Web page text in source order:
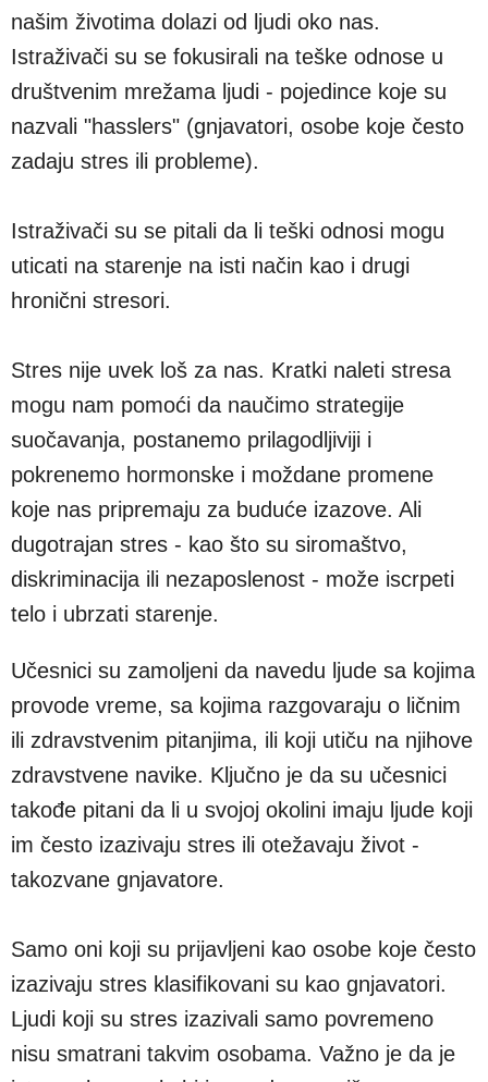
našim životima dolazi od ljudi oko nas.
Istraživači su se fokusirali na teške odnose u
društvenim mrežama ljudi - pojedince koje su
nazvali "hasslers" (gnjavatori, osobe koje često
zadaju stres ili probleme).
Istraživači su se pitali da li teški odnosi mogu
uticati na starenje na isti način kao i drugi
hronični stresori.
Stres nije uvek loš za nas. Kratki naleti stresa
mogu nam pomoći da naučimo strategije
suočavanja, postanemo prilagodljiviji i
pokrenemo hormonske i moždane promene
koje nas pripremaju za buduće izazove. Ali
dugotrajan stres - kao što su siromaštvo,
diskriminacija ili nezaposlenost - može iscrpeti
telo i ubrzati starenje.
Učesnici su zamoljeni da navedu ljude sa kojima
provode vreme, sa kojima razgovaraju o ličnim
ili zdravstvenim pitanjima, ili koji utiču na njihove
zdravstvene navike. Ključno je da su učesnici
takođe pitani da li u svojoj okolini imaju ljude koji
im često izazivaju stres ili otežavaju život -
takozvane gnjavatore.
Samo oni koji su prijavljeni kao osobe koje često
izazivaju stres klasifikovani su kao gnjavatori.
Ljudi koji su stres izazivali samo povremeno
nisu smatrani takvim osobama. Važno je da je